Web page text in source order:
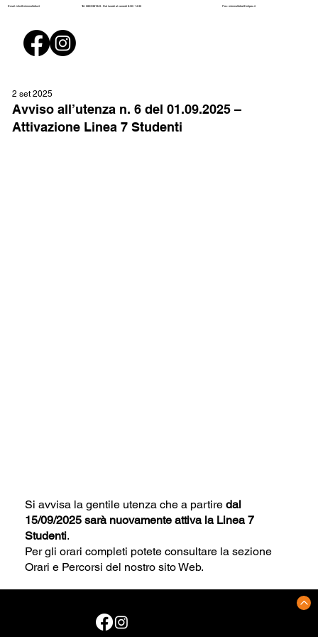
Email:info@mtmmolfetta.it Pec:mtmmolfetta@initpec.it
Tel: 080/3381943 - Dal lunedì al venerdì 8:30 / 14:30
Avviso all’utenza n. 6 del 01.09.2025 –
Attivazione Linea 7 Studenti
2 set 2025
Si avvisa la gentile utenza che a partire dal
15/09/2025 sarà nuovamente attiva la Linea 7
Studenti.
Per gli orari completi potete consultare la sezione
Orari e Percorsi del nostro sito Web.